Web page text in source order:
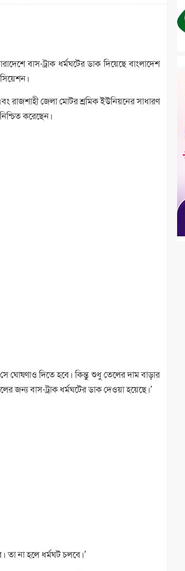
বাস-ট্রাক ধর্মঘটের ডাক দিয়েছে বাংলাদেশ
রাজশাহী জেলা মোটর শ্রমিক ইউনিয়নের সাধারণ
করেছেন।
ঘোষণাও দিতে হবে। কিন্তু শুধু তেলের দাম বাড়ার
জন্য বাস-ট্রাক ধর্মঘটের ডাক দেওয়া হয়েছে।’
তা না হলে ধর্মঘট চলবে।’